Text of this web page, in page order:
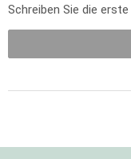
Schreiben Sie die